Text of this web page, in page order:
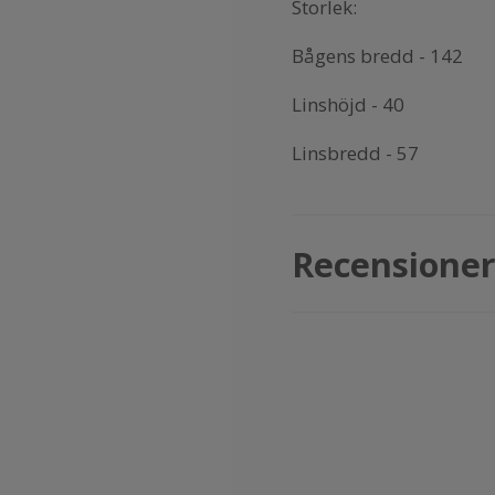
Storlek:
Bågens bredd - 142
Linshöjd - 40
Linsbredd - 57
Recensioner